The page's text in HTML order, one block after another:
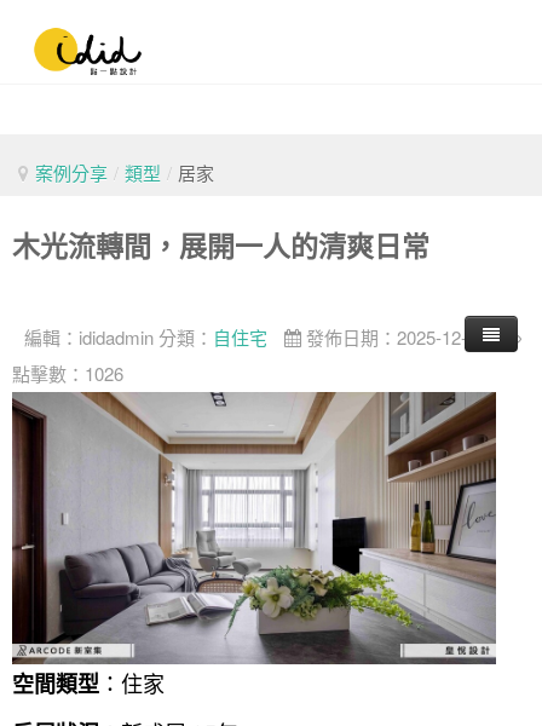
案例分享 / 類型 / 居家
木光流轉間，展開一人的清爽日常
編輯： ididadmin 分類： 自住宅
發佈日期：2025-12-27
點擊數：1026
空間類型 ：住家